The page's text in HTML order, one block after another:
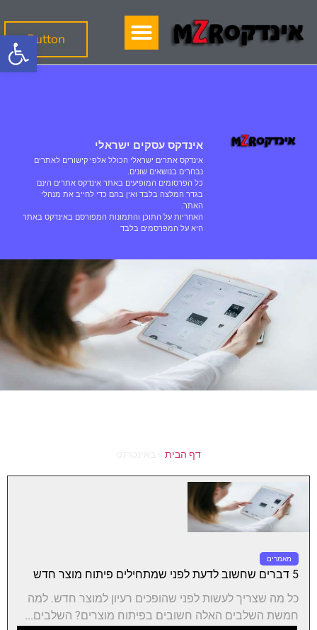
Button
אינדקס עסקים ישראלי
אינדקס אתרים ישראלי הכולל אלפי קישורים לאתרים
נבחרים בנושאים שונים.
כל הפרסומים המופיעים באתר אינדקס אתרים הינם
בגדר המלצה בלבד ואין בהם כדי לחייב את מנהלי
האתר.
האחריות על התוכן והתמונות המפורסם באינדקס באתר
היא על המפרסמים בלבד
דף הבית
מאמרים
5 דברים שחשוב לדעת לפני שמתחילים פיתוח מוצר חדש
כל מה שצריך לעשות לפני שהופכים רעיון למוצר חדש. למה
חמשת השלבים האלה חשובים בפיתוח מוצרים? השלבים...